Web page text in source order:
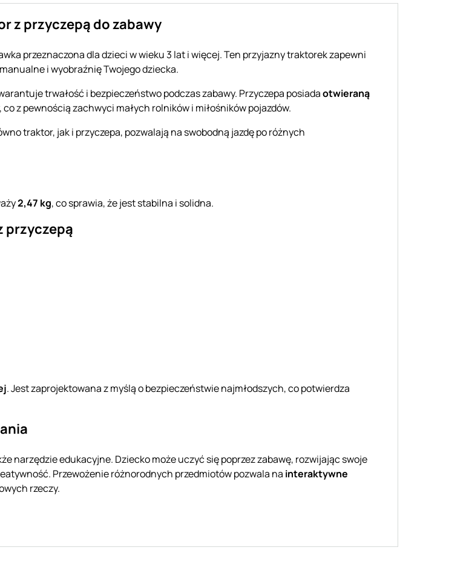
z przyczepą do zabawy
przeznaczona dla dzieci w wieku 3 lat i więcej. Ten przyjazny traktorek zapewni
i wyobraźnię Twojego dziecka.
trwałość i bezpieczeństwo podczas zabawy. Przyczepa posiadaotwieraną
z pewnością zachwyci małych rolników i miłośników pojazdów.
traktor, jak i przyczepa, pozwalają na swobodną jazdę po różnych
2,47 kg, co sprawia, że jest stabilna i solidna.
przyczepą
. Jest zaprojektowana z myślą o bezpieczeństwie najmłodszych, co potwierdza
narzędzie edukacyjne. Dziecko może uczyć się poprzez zabawę, rozwijając swoje
Przewożenie różnorodnych przedmiotów pozwala na interaktywne
rzeczy.